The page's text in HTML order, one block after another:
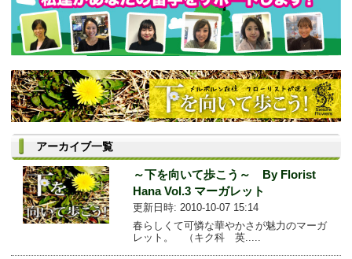
アーカイブ一覧
～下を向いて歩こう～ By Florist
Hana Vol.3 マーガレット
更新日時: 2010-10-07 15:14
春らしくて可憐な華やかさが魅力のマーガ
レット。 （キク科 英.....